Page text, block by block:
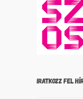
IRATKOZZ FEL